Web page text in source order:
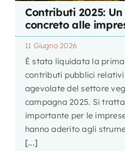
Contributi 2025:
concreto alle
11 Giugno 2026
È stata liquidata la
contributi pubblici
agevolate del settore
campagna 2025. Si
importante per le
hanno aderito agli
[...]